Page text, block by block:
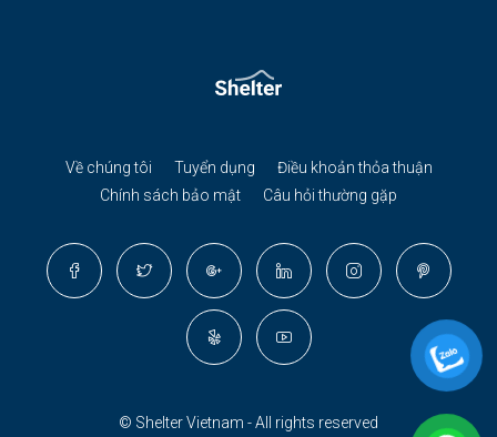
Về chúng tôi Tuyển dụng
Điều khoản thỏa thuận
Chính sách bảo mật
Câu hỏi thường gặp
© Shelter Vietnam - All rights reserved